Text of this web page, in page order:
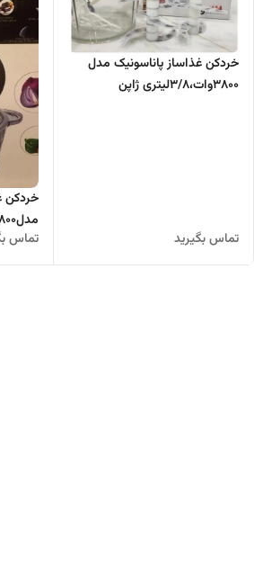
خردکن غذاساز پاناسونیک مدل
۳۸۰۰وات،۳/۸لیتری ژاپن
تماس بگیرید
خردکن
مدل۳۸۰۰وات ژاپن ۴لیتری
تماس